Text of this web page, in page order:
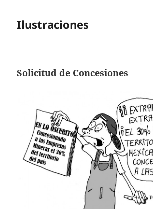
Ilustraciones
Solicitud de Concesiones